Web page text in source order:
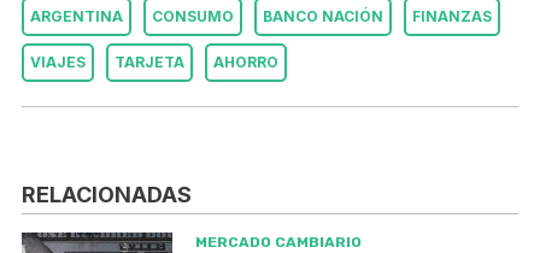
ARGENTINA CONSUMO BANCO NACIÓN FINANZAS
VIAJES TARJETA AHORRO
RELACIONADAS
MERCADO CAMBIARIO